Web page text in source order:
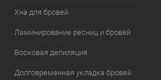
Хна для бровей
Ламинирование ресниц и бровей
Восковая депиляция
Долговременная укладка бровей